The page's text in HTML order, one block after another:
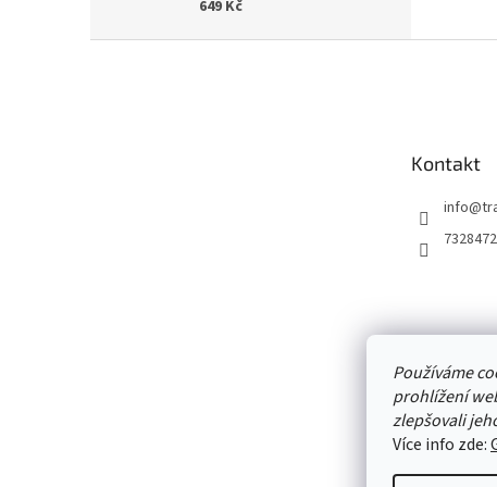
Používáme
prohlížení
zlepšovali
Více info zde:
649 Kč
Kontakt
info@